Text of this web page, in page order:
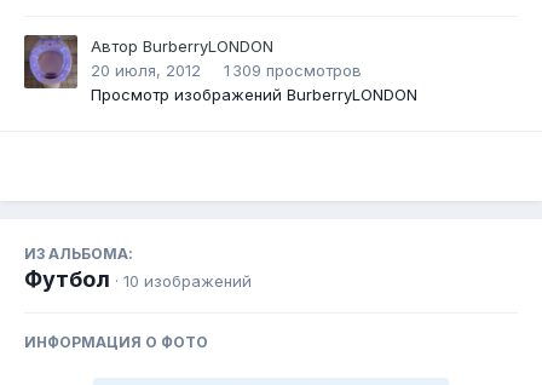
Автор BurberryLONDON
20 июля, 2012
1 309 просмотров
Просмотр изображений BurberryLONDON
ИЗ АЛЬБОМА:
Футбол · 10 изображений
ИНФОРМАЦИЯ О ФОТО